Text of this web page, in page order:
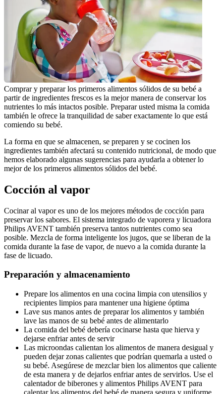
Comprar y preparar los primeros alimentos sólidos de su bebé a
partir de ingredientes frescos es la mejor manera de conservar los
nutrientes lo más intactos posible. Preparar usted misma la comida
también le ofrece la tranquilidad de saber exactamente lo que está
comiendo su bebé.
La forma en que se almacenen, se preparen y se cocinen los
ingredientes también afectará su contenido nutricional, de modo que
hemos elaborado algunas sugerencias para ayudarla a obtener lo
mejor de los primeros alimentos sólidos del bebé.
Cocción al vapor
Cocinar al vapor es uno de los mejores métodos de cocción para
preservar los sabores. El sistema integrado de vaporera y licuadora
Philips AVENT también preserva tantos nutrientes como sea
posible. Mezcla de forma inteligente los jugos, que se liberan de la
comida durante la fase de vapor, de nuevo a la comida durante la
fase de licuado.
Preparación y almacenamiento
Prepare los alimentos en una cocina limpia con utensilios y
recipientes limpios para mantener una higiene óptima
Lave sus manos antes de preparar los alimentos y también
lave las manos de su bebé antes de alimentarlo
La comida del bebé debería cocinarse hasta que hierva y
dejarse enfriar antes de servir
Las microondas calientan los alimentos de manera desigual y
pueden dejar zonas calientes que podrían quemarla a usted o
su bebé. Asegúrese de mezclar bien los alimentos que caliente
de esta manera y de dejarlos enfriar antes de servirlos. Use el
calentador de biberones y alimentos Philips AVENT para
calentar los alimentos del bebé de manera segura y uniforme